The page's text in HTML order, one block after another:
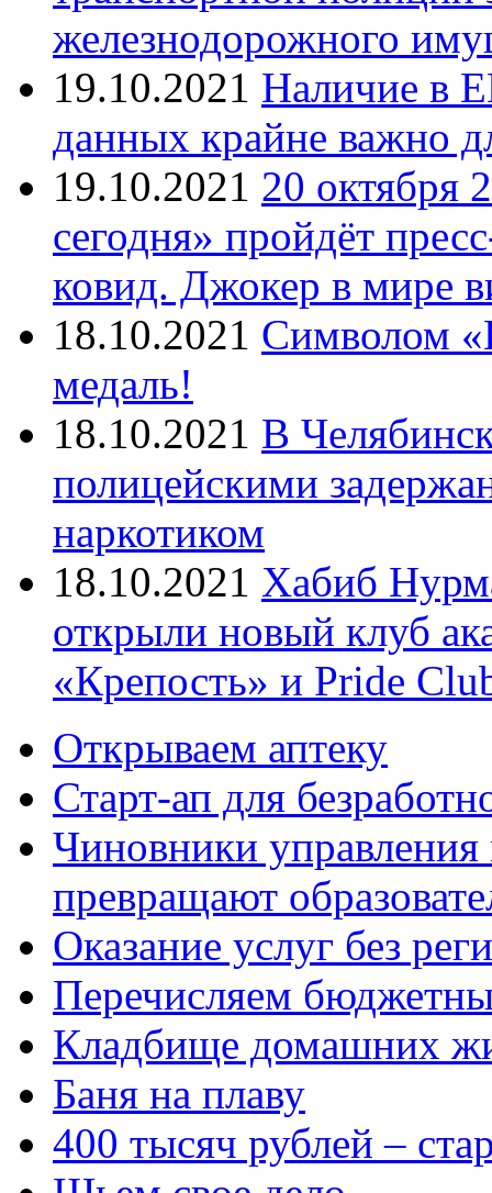
железнодорожного
19.10.2021 Наличие в
данных крайне важно
19.10.2021 20 октября
сегодня» пройдёт
ковид. Джокер в мире
18.10.2021 Символом
медаль!
18.10.2021 В
полицейскими
наркотиком
18.10.2021 Хабиб
открыли новый клуб
«Крепость» и Pride
Открываем аптеку
Старт-ап для
Чиновники
превращают
Оказание услуг без
Перечисляем
Кладбище домашних
Баня на плаву
400 тысяч рублей –